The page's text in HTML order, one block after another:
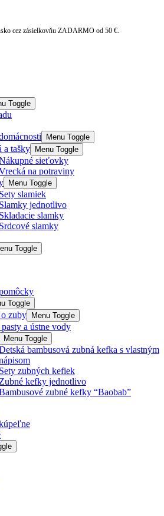
cez zásielkovňu ZADARMO od 50 €.
Toggle
Menu Toggle
a tašky Menu Toggle
sieťovky
na potraviny
Menu Toggle
Sety slamiek
Slamky jednotlivo
Skladacie slamky
Srdcové slamky
Toggle
Toggle
zuby Menu Toggle
a ústne vody
Menu Toggle
bambusová zubná kefka s vlastným
Sety zubných kefiek
Zubné kefky jednotlivo
zubné kefky “Baobab”